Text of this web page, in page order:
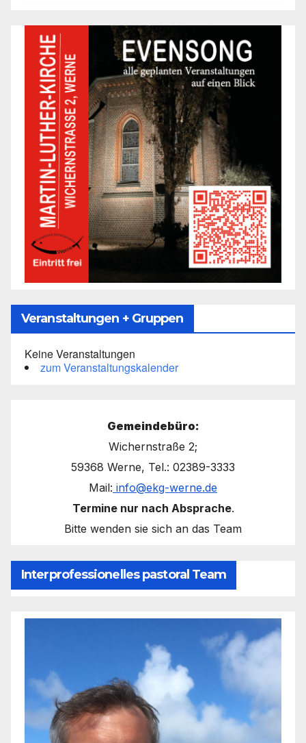
Veranstaltungen + Gruppen
Keine Veranstaltungen
zum Veranstaltungskalender
Gemeindebüro:
Wichernstraße 2;
59368 Werne, Tel.: 02389-3333
Mail: info@ekg-werne.de
Termine nur nach Absprache.
Bitte wenden sie sich an das Team
Interprofessionelles pastoral Team